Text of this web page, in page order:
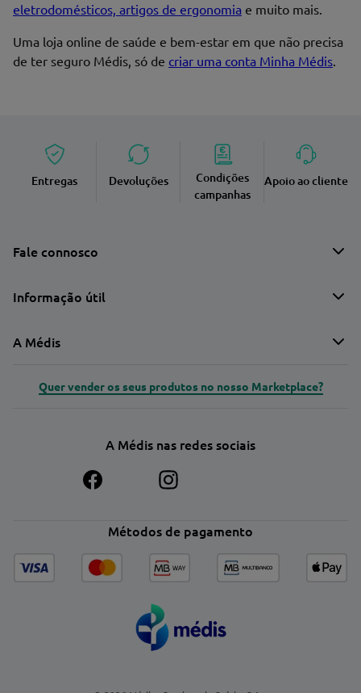
eletrodomésticos, artigos de ergonomia e muito mais.
Uma loja online de saúde e bem-estar em que não precisa
de ter seguro Médis, só de criar uma conta Minha Médis.
Entregas Devoluções
Condições
campanhas
Apoio ao cliente
Fale connosco
Informação útil
A Médis
Quer vender os seus produtos no nosso Marketplace?
A Médis nas redes sociais
Métodos de pagamento